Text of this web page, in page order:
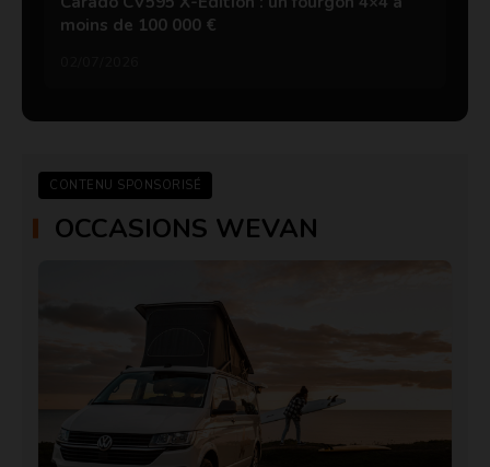
moins de 100 000 €
CONTENU SPONSORISÉ
OCCASIONS WEVAN